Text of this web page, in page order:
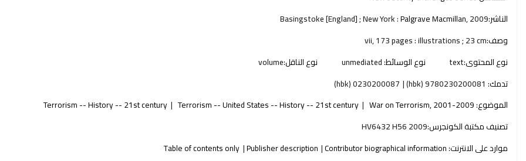
الناشر:
Basingstoke [England] ; New York :Palgrave Macmillan,2009
وصف:vii, 173 pages : illustrations ; 23 cm
نوع المحتوى:text نوع الوسائط:unmediated نوع الناقل:volume
تدمك: 9780230200081 (hbk)
0230200087 (hbk)
الموضوع:War on Terrorism, 2001-2009
Terrorism -- United States -- History -- 21st century
Terrorism -- History -- 21st century
تصنيف مكتبة الكونجرس:HV6432 H56 2009
موارد على الانترنت:Contributor biographical information
Publisher description
Table of contents only